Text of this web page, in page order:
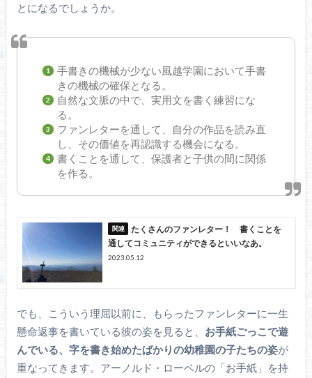
とになるでしょうか。
手書きの機械が少ない風越学園において手書
きの機械の確保となる。
自然な文脈の中で、実用文を書く練習にな
る。
ファンレターを通して、自分の作品を読み直
し、その価値を再認識する機会になる。
書くことを通して、保護者と子供の間に関係
を作る。
たくさんのファンレター！ 書くことを
通してコミュニティができるといいなあ。
2023.05.12
でも、こういう理屈以前に、もらったファンレターに一生
懸命返事を書いている彼の姿を見ると、 お手紙ごっこで遊
んでいる、字を書き始めたばかりの幼稚園の子たちの姿が
重なってきます。アーノルド・ローベルの「お手紙」を持